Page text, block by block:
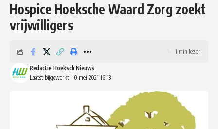
Hospice Hoeksche Waard Zorg zoekt
vrijwilligers
Laatst bijgewerkt: 10 mei 2021 16:13
Redactie Hoeksch Nieuws
1 min lezen